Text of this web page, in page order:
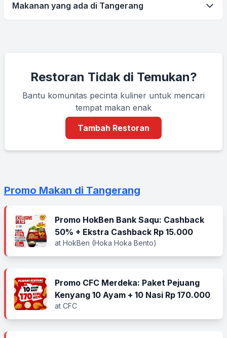
Makanan yang ada di Tangerang
Restoran Tidak di Temukan?
Bantu komunitas pecinta kuliner untuk mencari
tempat makan enak
Tambah Restoran
Promo Makan di Tangerang
Promo HokBen Bank Saqu: Cashback
50% + Ekstra Cashback Rp 15.000
at HokBen (Hoka Hoka Bento)
Promo CFC Merdeka: Paket Pejuang
Kenyang 10 Ayam + 10 Nasi Rp 170.000
at CFC